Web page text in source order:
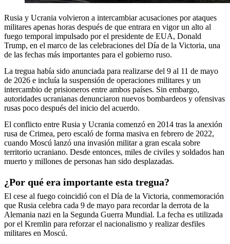
Rusia y Ucrania volvieron a intercambiar acusaciones por ataques
militares apenas horas después de que entrara en vigor un alto al
fuego temporal impulsado por el presidente de EUA, Donald
Trump, en el marco de las celebraciones del Día de la Victoria, una
de las fechas más importantes para el gobierno ruso.
La tregua había sido anunciada para realizarse del 9 al 11 de mayo
de 2026 e incluía la suspensión de operaciones militares y un
intercambio de prisioneros entre ambos países. Sin embargo,
autoridades ucranianas denunciaron nuevos bombardeos y ofensivas
rusas poco después del inicio del acuerdo.
El conflicto entre Rusia y Ucrania comenzó en 2014 tras la anexión
rusa de Crimea, pero escaló de forma masiva en febrero de 2022,
cuando Moscú lanzó una invasión militar a gran escala sobre
territorio ucraniano. Desde entonces, miles de civiles y soldados han
muerto y millones de personas han sido desplazadas.
¿Por qué era importante esta tregua?
El cese al fuego coincidió con el Día de la Victoria, conmemoración
que Rusia celebra cada 9 de mayo para recordar la derrota de la
Alemania nazi en la Segunda Guerra Mundial. La fecha es utilizada
por el Kremlin para reforzar el nacionalismo y realizar desfiles
militares en Moscú.